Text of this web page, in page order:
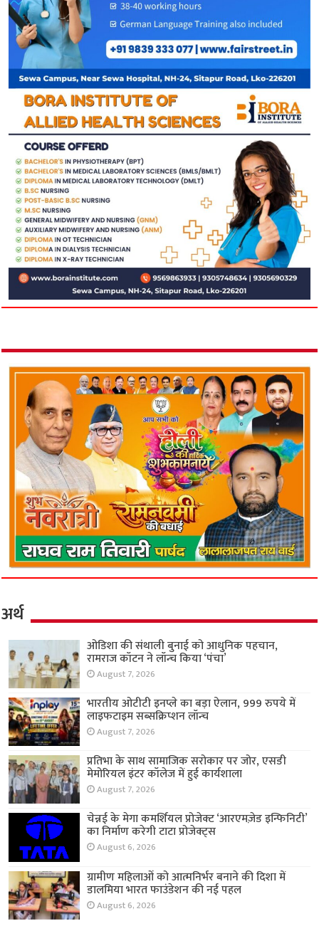
अर्थ
ओडिशा की संथाली बुनाई को आधुनिक पहचान,
रामराज कॉटन ने लॉन्च किया ‘पंचा’
August 7, 2026
भारतीय ओटीटी इनप्ले का बड़ा ऐलान, 999 रुपये में
लाइफटाइम सब्सक्रिप्शन लॉन्च
August 7, 2026
प्रतिभा के साथ सामाजिक सरोकार पर जोर, एसडी
मेमोरियल इंटर कॉलेज में हुई कार्यशाला
August 7, 2026
चेन्नई के मेगा कमर्शियल प्रोजेक्ट ‘आरएमज़ेड इन्फिनिटी’
का निर्माण करेगी टाटा प्रोजेक्ट्स
August 6, 2026
ग्रामीण महिलाओं को आत्मनिर्भर बनाने की दिशा में
डालमिया भारत फाउंडेशन की नई पहल
August 6, 2026